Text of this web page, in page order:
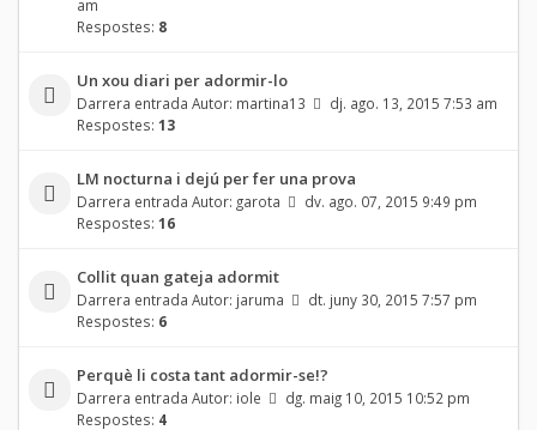
am
Respostes: 8
Un xou diari per adormir-lo
Darrera entrada Autor: martina13
dj. ago. 13, 2015 7:53 am
Respostes: 13
LM nocturna i dejú per fer una prova
Darrera entrada Autor: garota
dv. ago. 07, 2015 9:49 pm
Respostes: 16
Collit quan gateja adormit
Darrera entrada Autor: jaruma
dt. juny 30, 2015 7:57 pm
Respostes: 6
Perquè li costa tant adormir-se!?
Darrera entrada Autor: iole
dg. maig 10, 2015 10:52 pm
Respostes: 4